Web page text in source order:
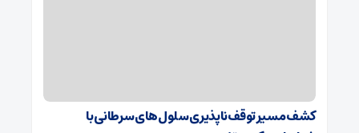
کشف مسیر توقف‌ناپذیری سلول‌های سرطانی با